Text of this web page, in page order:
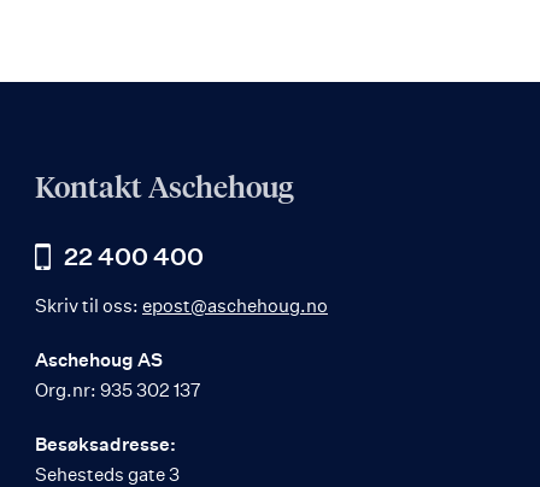
Kontakt Aschehoug
22 400 400
Skriv til oss: epost@aschehoug.no
Aschehoug AS
Org.nr: 935 302 137
Besøksadresse:
Sehesteds gate 3